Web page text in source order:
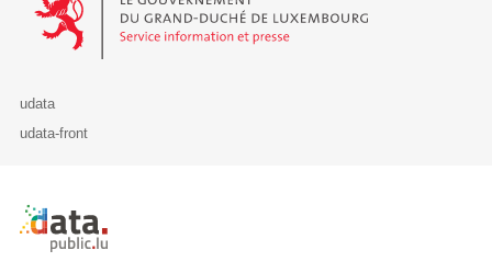
udata
udata-front
Retour à l'accueil de data.public.lu